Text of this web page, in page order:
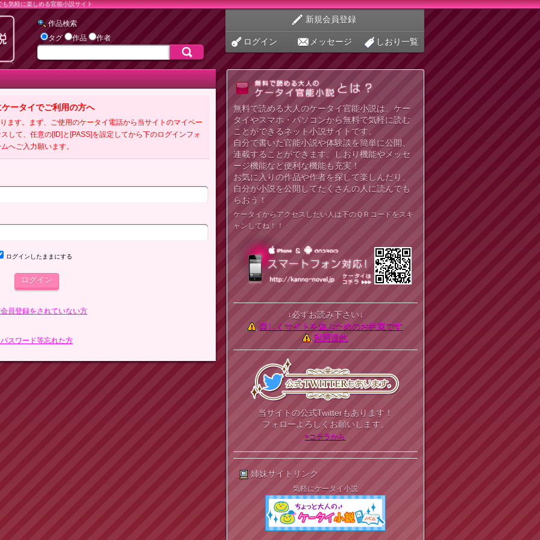
気軽に楽しめる官能小説サイト
作品検索
タグ
作品 作者
新規会員登録
ログイン メッセージ しおり一覧
ータイでご利用の方へ
ます。まず、ご使用のケータイ電話から当サイトのマイペー
して、任意の[ID]と[PASS]を設定してから下のログインフォ
へご入力願います。
ログインしたままにする
員登録をされていない方
スワード等忘れた方
無料で読める大人のケータイ官能小説は、ケー
タイやスマホ・パソコンから無料で気軽に読む
ことができるネット小説サイトです。
自分で書いた官能小説や体験談を簡単に公開、
連載することができます。しおり機能やメッセ
ージ機能など便利な機能も充実！
お気に入りの作品や作者を探して楽しんだり、
自分が小説を公開してたくさんの人に読んでも
らおう！
ケータイからアクセスしたい人は下のＱＲコードをスキ
ャンしてね！！
↓必ずお読み下さい↓
楽しくサイトを遊ぶためのお約束です
利用規約
当サイトの公式Twitterもあります！
フォローよろしくお願いします。
>コチラから
姉妹サイトリンク
気軽にケータイ小説